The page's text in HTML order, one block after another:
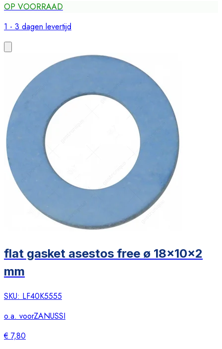
OP VOORRAAD
1 - 3 dagen levertijd
flat gasket asestos free ø 18x10x2
mm
SKU: LF40K5555
o.a. voorZANUSSI
€ 7,80